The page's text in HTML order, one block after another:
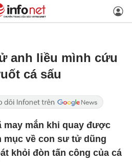
anh liều mình cứu
cá sấu
may mắn khi quay được
mục về con sư tử dũng
khỏi đòn tấn công của cá